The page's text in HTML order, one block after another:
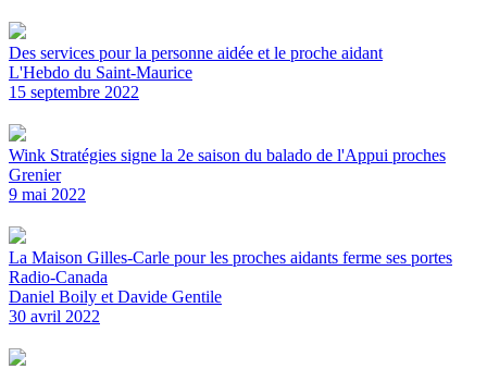
Des services pour la personne aidée et le proche aidant
L'Hebdo du Saint-Maurice
15 septembre 2022
Wink Stratégies signe la 2e saison du balado de l'Appui proches
Grenier
9 mai 2022
La Maison Gilles-Carle pour les proches aidants ferme ses portes
Radio-Canada
Daniel Boily et Davide Gentile
30 avril 2022